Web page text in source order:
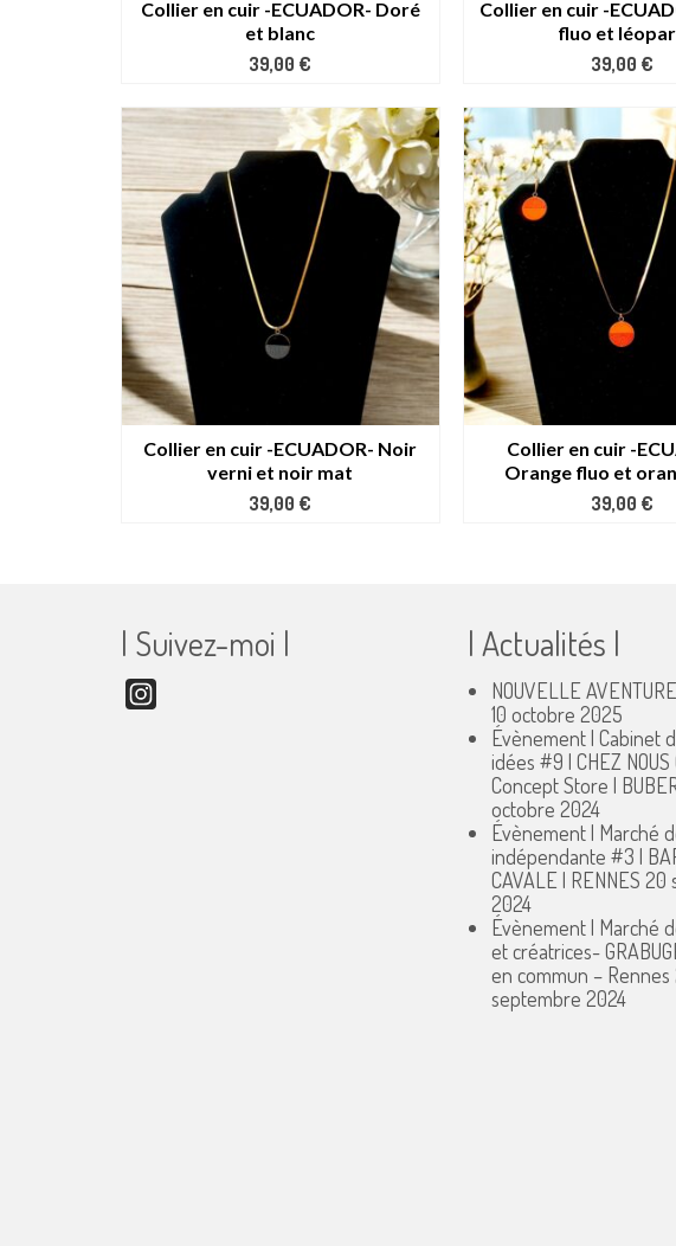
Collier en cuir -ECUADOR- Doré
et blanc
39,00 €
Collier en cuir -
fluo et
39,00 €
Collier en cuir -ECUADOR- Noir
verni et noir mat
39,00 €
Collier en cuir -
Orange fluo et
39,00 €
| Suivez-moi | | Actualités |
NOUVELLE
10 octobre 2025
Évènement | Cabinet
idées #9 | CHEZ NOUS
Concept Store |
octobre 2024
Évènement | Marché
indépendante #3 |
CAVALE | RENNES 20
2024
Évènement | Marché
et créatrices-
en commun – Rennes
septembre 2024